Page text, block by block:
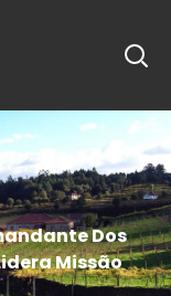
Dos
Missão